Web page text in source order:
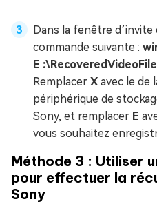
Dans la fenêtre
commande suivante :
E
Remplacer X avec le de
périphérique de
Sony, et remplacer E
vous souhaitez
Méthode 3 : Utiliser
pour effectuer la
Sony